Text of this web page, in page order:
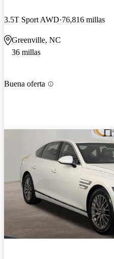
3.5T Sport AWD 76,816 millas
Greenville, NC
36 millas
Buena oferta